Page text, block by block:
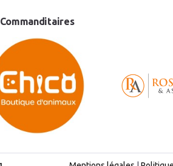
Commanditaires